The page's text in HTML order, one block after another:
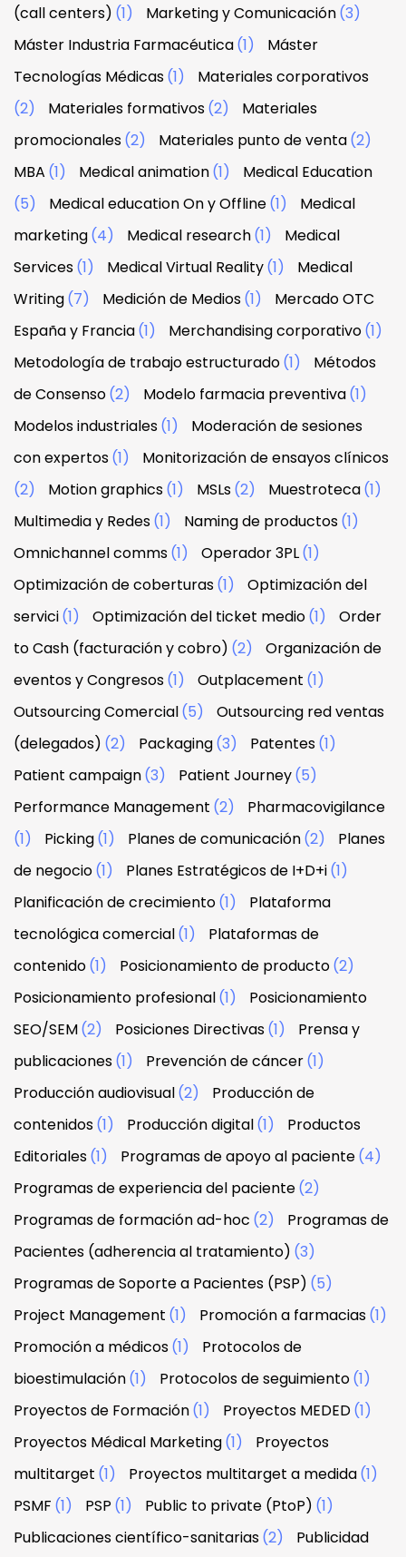
(call centers) (1) Marketing y Comunicación(3)
Máster Industria Farmacéutica(1)
Máster
Tecnologías Médicas(1)
Materiales corporativos
(2)
Materiales formativos(2)
Materiales
promocionales(2) Materiales punto de venta(2)
MBA (1) Medical animation(1)
Medical Education
(5)
Medical education On y Offline(1)
Medical
marketing(4) Medical research(1)
Medical
Services(1) Medical Virtual Reality(1)
Medical
Writing(7) Medición de Medios(1)
Mercado OTC
España y Francia(1) Merchandising corporativo(1)
Metodología de trabajo estructurado(1)
Métodos
de Consenso(2) Modelo farmacia preventiva(1)
Modelos industriales(1)
Moderación de sesiones
con expertos(1)
Monitorización de ensayos clínicos
(2)
Motion graphics(1) MSLs(2) Muestroteca(1)
Multimedia y Redes(1) Naming de productos(1)
Omnichannel comms(1) Operador 3PL(1)
Optimización de coberturas(1)
Optimización del
servici(1) Optimización del ticket medio(1)
Order
to Cash (facturación y cobro) (2)
Organización de
eventos y Congresos(1) Outplacement (1)
Outsourcing Comercial(5)
Outsourcing red ventas
(delegados) (2) Packaging(3) Patentes(1)
Patient campaign(3) Patient Journey(5)
Performance Management (2)
Pharmacovigilance
(1)
Picking(1) Planes de comunicación(2)
Planes
de negocio(1) Planes Estratégicos de I+D+i(1)
Planificación de crecimiento(1)
Plataforma
tecnológica comercial(1)
Plataformas de
contenido(1) Posicionamiento de producto(2)
Posicionamiento profesional(1)
Posicionamiento
SEO/SEM(2) Posiciones Directivas(1)
Prensa y
publicaciones(1) Prevención de cáncer(1)
Producción audiovisual(2)
Producción de
contenidos(1) Producción digital(1)
Productos
Editoriales(1) Programas de apoyo al paciente(4)
Programas de experiencia del paciente(2)
Programas de formación ad-hoc (2)
Programas de
Pacientes (adherencia al tratamiento) (3)
Programas de Soporte a Pacientes (PSP) (5)
Project Management (1) Promoción a farmacias(1)
Promoción a médicos(1)
Protocolos de
bioestimulación(1) Protocolos de seguimiento(1)
Proyectos de Formación(1) Proyectos MEDED(1)
Proyectos Médical Marketing(1)
Proyectos
multitarget (1) Proyectos multitarget a medida(1)
PSMF (1) PSP (1) Public to private (PtoP) (1)
Publicaciones científico-sanitarias(2) Publicidad